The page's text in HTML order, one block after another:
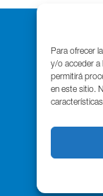
Para ofrecer
y/o acceder a
permitirá
en este sitio.